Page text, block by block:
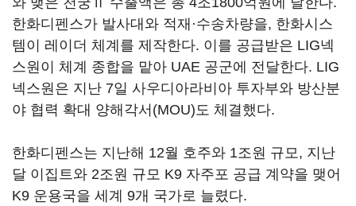
한화디펜스가 발사대와 적재·수송차량을, 한화시스
템이 레이더 체계를 제작한다. 이를 공급받은 LIG넥
스원이 체계 종합을 맡아 UAE 공군에 전달한다. LIG
넥스원은 지난 7일 사우디아라비아 투자부와 방산분
야 협력 확대 양해각서(MOU)도 체결했다.
한화디펜스는 지난해 12월 호주와 1조원 규모, 지난
달 이집트와 2조원 규모 K9 자주포 공급 계약을 맺어
K9 운용국을 세계 9개 국가로 늘렸다.